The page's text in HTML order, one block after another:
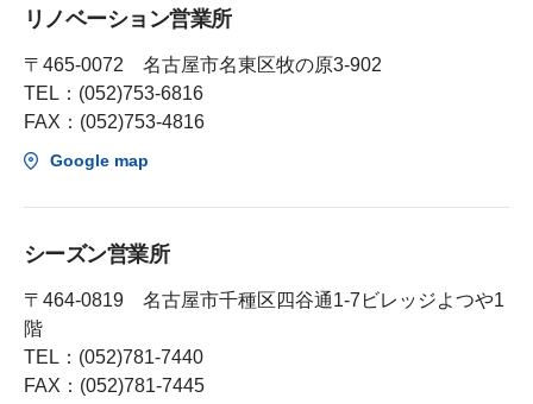
リノベーション営業所
〒465-0072 名古屋市名東区牧の原3-902
TEL：(052)753-6816
FAX：(052)753-4816
Google map
シーズン営業所
〒464-0819 名古屋市千種区四谷通1-7ビレッジよつや1
階
TEL：(052)781-7440
FAX：(052)781-7445